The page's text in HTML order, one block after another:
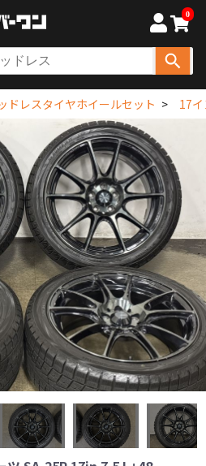
0
ドレスタイヤホイールセット 17